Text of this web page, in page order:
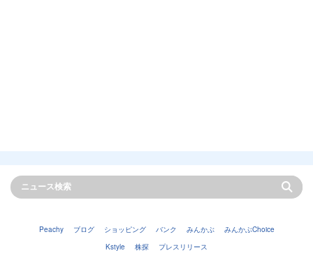
Peachy ブログ ショッピング バンク みんかぶ
みんかぶChoice
Kstyle
株探 プレスリリース